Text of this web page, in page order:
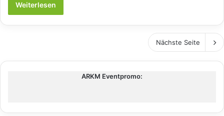
Weiterlesen
Nächste Seite
ARKM Eventpromo: